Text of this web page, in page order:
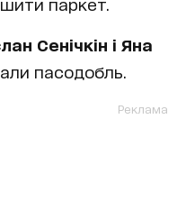
паркет.
Сенічкін і Яна
пасодобль.
Реклама